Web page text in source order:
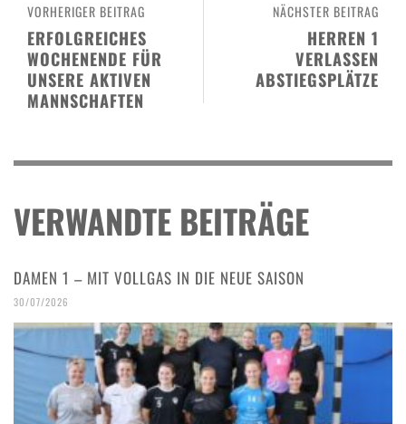
NÄCHSTER BEITRAG
HERREN 1
VERLASSEN
ABSTIEGSPLÄTZE
VORHERIGER BEITRAG
ERFOLGREICHES
WOCHENENDE FÜR
UNSERE AKTIVEN
MANNSCHAFTEN
VERWANDTE BEITRÄGE
DAMEN 1 – MIT VOLLGAS IN DIE NEUE SAISON
30/07/2026